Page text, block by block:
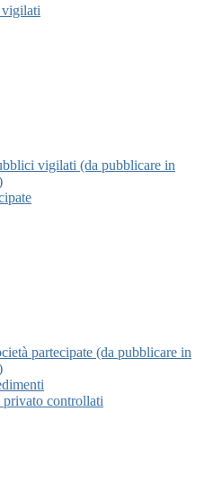
vigilati (da pubblicare in
partecipate (da pubblicare in
controllati